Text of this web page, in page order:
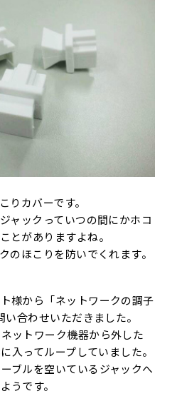
りカバーです。
ャックっていつの間にかホコ
とがありますよね。
のほこりを防いでくれます。
様から「ネットワークの調子
合わせいただきました。
ットワーク機器から外した
入ってループしていました。
ブルを空いているジャックへ
うです。